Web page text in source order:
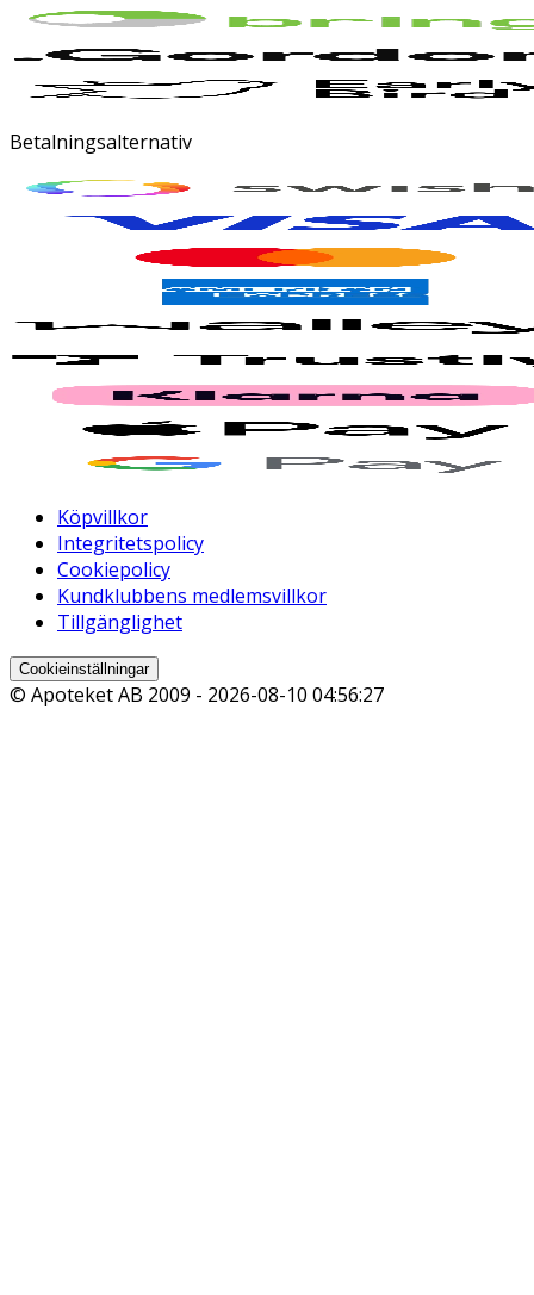
Betalningsalternativ
Köpvillkor
Integritetspolicy
Cookiepolicy
Kundklubbens medlemsvillkor
Tillgänglighet
Cookieinställningar
© Apoteket AB 2009 - 2026-08-10 04:56:27